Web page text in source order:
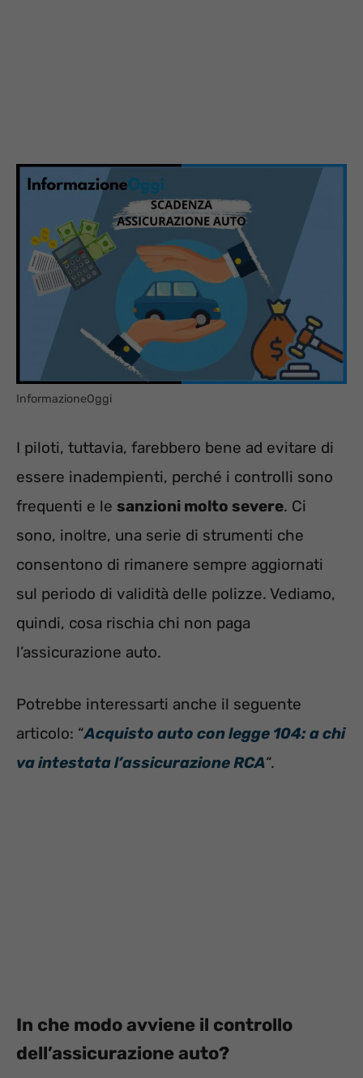
InformazioneOggi
I piloti, tuttavia, farebbero bene ad evitare di
essere inadempienti, perché i controlli sono
frequenti e le sanzioni molto severe. Ci
sono, inoltre, una serie di strumenti che
consentono di rimanere sempre aggiornati
sul periodo di validità delle polizze. Vediamo,
quindi, cosa rischia chi non paga
l’assicurazione auto.
Potrebbe interessarti anche il seguente
articolo: “Acquisto auto con legge 104: a chi
va intestata l’assicurazione RCA“.
In che modo avviene il controllo
dell’assicurazione auto?